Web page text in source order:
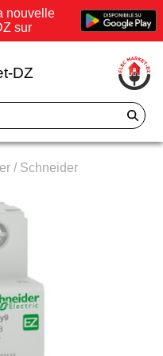
nouvelle
sur
DZ
/ Schneider